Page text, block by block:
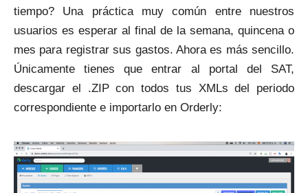
tiempo? Una práctica muy común entre nuestros
usuarios es esperar al final de la semana, quincena o
mes para registrar sus gastos. Ahora es más sencillo.
Únicamente tienes que entrar al portal del SAT,
descargar el .ZIP con todos tus XMLs del periodo
correspondiente e importarlo en Orderly: